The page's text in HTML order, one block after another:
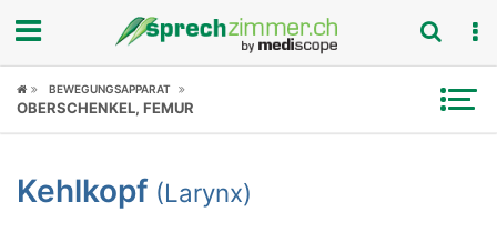
Fokus
Symptome
BEWEGUNGSAPPARAT
OBERSCHENKEL, FEMUR
Kehlkopf (Larynx)